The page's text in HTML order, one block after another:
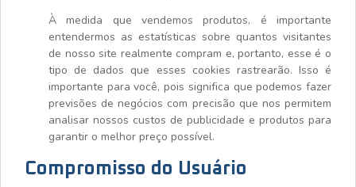
À medida que vendemos produtos, é importante
entendermos as estatísticas sobre quantos visitantes
de nosso site realmente compram e, portanto, esse é o
tipo de dados que esses cookies rastrearão. Isso é
importante para você, pois significa que podemos fazer
previsões de negócios com precisão que nos permitem
analisar nossos custos de publicidade e produtos para
garantir o melhor preço possível.
Compromisso do Usuário